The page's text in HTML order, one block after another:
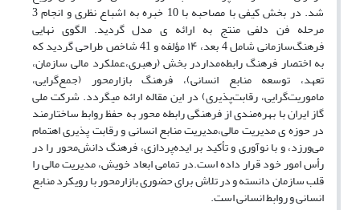
شد. در بخش کیفی با مصاحبه با 10 خبره به اشباع نظری و انجام 3
مرحله فن دلفی منتج به ارائه ی مدل گردید. الگوی نهایی
فرهنگ‌سازمانی شامل 4 بعد، ۱۴ مؤلفه و 41 شاخص طراحی گردید که
به اختصار فرهنگ رابطه‌مداردر بخش (رهبری،عملکرد مالی سازمان،
تعهد، توسعه منابع انسانی)، فرهنگ بازار‌محور (جمع‌گرایی،
ماموریت‌گرایی، رقابت‌پذیری) در این مقاله ارائه میگردد. شرکت ملی
گاز ایران با بهره‌مندی از فرهنگی رابطه محور به حفظ روابط ساختارمند
در حوزه ی مدیریت مالی،مدیریت منابع انسانی و رقابت پذیری اهتمام
می‌ورزد، و با نوآوری و تأکید بر ایده‌پردازی، فرهنگ دانش‌محور را در
رأس امور خود قرار داده است.در تمامی ابعاد خویش، مدیریت مالی را
قلب سازمان دانسته و در تلاش برای حضوری بازارمحور با رویکرد منابع
انسانی و روابط انسانی است.